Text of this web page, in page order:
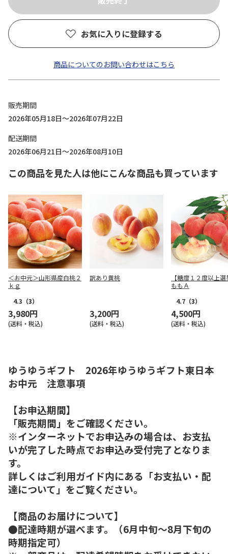
お気に入りに登録する
商品についてのお問い合わせはこちら
販売期間
2026年05月18日～2026年07月22日
配送期間
2026年06月21日～2026年08月10日
この商品を見た人は他にこんな商品も買っています
＜お中元＞山形県産白桃２
ｋｇ
4.3 （3）
3,980円
(送料・税込)
訳あり黄桃
3,200円
(送料・税込)
【糖度１２度以上
ももＡ
4.7 （3）
4,500円
(送料・税込)
ゆうゆうギフト 2026年ゆうゆうギフト東日本
お中元 注意事項
【お申込期間】
「販売期間」をご確認ください。
※インターネットでお申込みの場合は、お支払
いが完了した時点でお申込み受付完了となりま
す。
詳しくはご利用ガイド内にある「お支払い・配
達について」をご覧ください。
【商品のお届けについて】
●配達時期が選べます。（6月中旬～8月下旬の
時期指定可）